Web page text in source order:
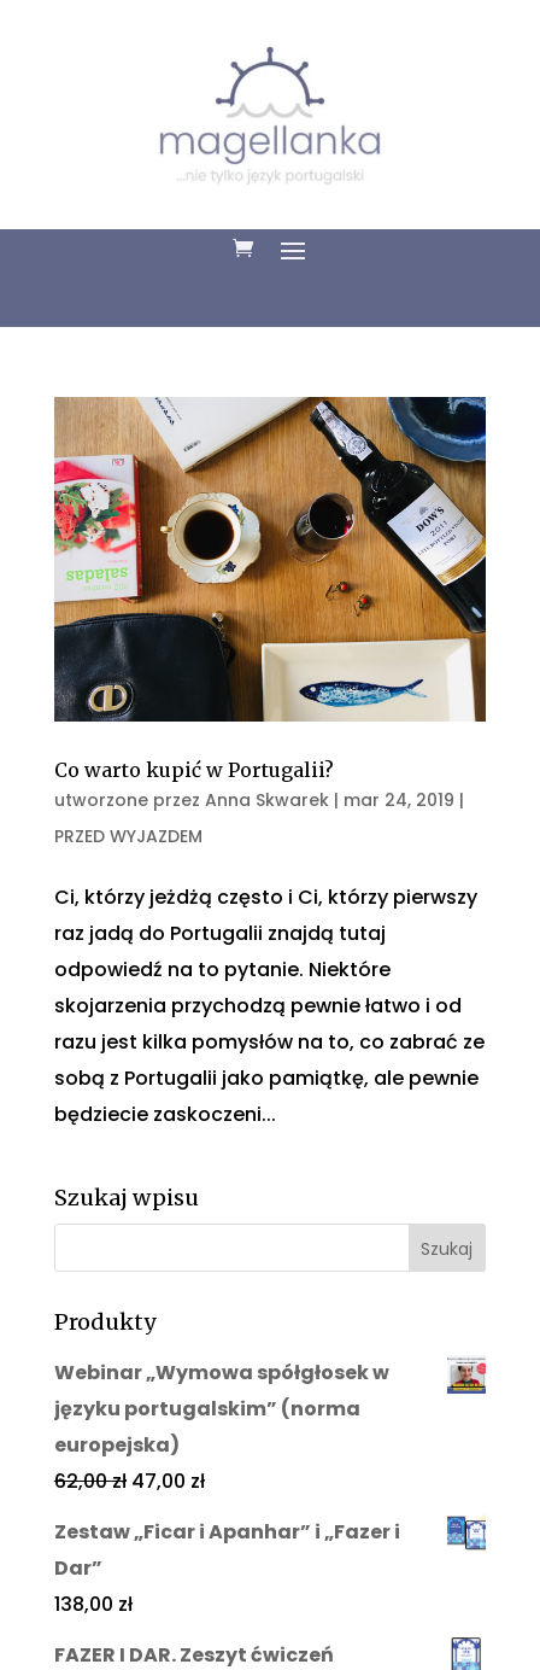
Co warto kupić w Portugalii?
utworzone przez Anna Skwarek| mar 24, 2019 |
PRZED WYJAZDEM
Ci, którzy jeżdżą często i Ci, którzy pierwszy
raz jadą do Portugalii znajdą tutaj
odpowiedź na to pytanie. Niektóre
skojarzenia przychodzą pewnie łatwo i od
razu jest kilka pomysłów na to, co zabrać ze
sobą z Portugalii jako pamiątkę, ale pewnie
będziecie zaskoczeni...
Szukaj wpisu
Produkty
Webinar „Wymowa spółgłosek w
języku portugalskim” (norma
europejska)
62,00zł 47,00 zł
Zestaw „Ficar i Apanhar” i „Fazer i
Dar”
138,00 zł
FAZER I DAR. Zeszyt ćwiczeń